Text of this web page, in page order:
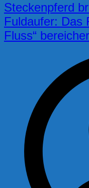
Steckenpferd
Fuldaufer: Das
Fluss“